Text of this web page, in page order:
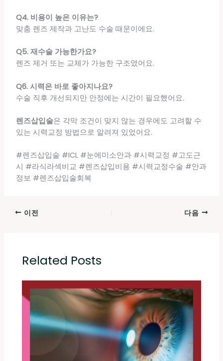
Q4. 비용이 높은 이유는?
맞춤 렌즈 제작과 고난도 수술 때문이에요.
Q5. 재수술 가능한가요?
렌즈 제거 또는 교체가 가능한 구조였어요.
Q6. 시력은 바로 좋아지나요?
수술 직후 개선되지만 안정에는 시간이 필요했어요.
렌즈삽입술은 각막 조건이 맞지 않는 경우에도 고려할 수
있는 시력교정 방법으로 알려져 있었어요.
#렌즈삽입술 #ICL #눈에미소안과 #시력교정 #고도근
시 #라식라섹비교 #렌즈삽입비용 #시력교정수술 #안과
정보 #렌즈삽입술회복
이전 다음
Related Posts